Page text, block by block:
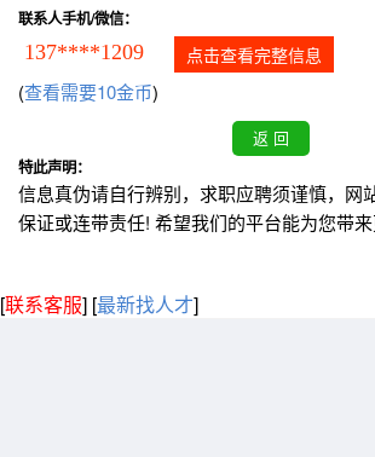
联系人手机/微信：
137****1209 点击查看完整信息
(查看需要10金币)
特此声明：
信息真伪请自行辨别，求职应聘须谨慎，网
保证或连带责任! 希望我们的平台能为您带来
[联系客服] [最新找人才]